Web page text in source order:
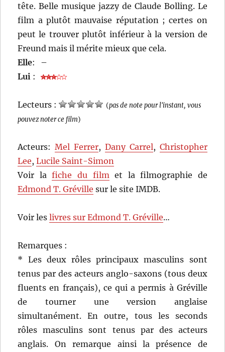
tête. Belle musique jazzy de Claude Bolling. Le
film a plutôt mauvaise réputation ; certes on
peut le trouver plutôt inférieur à la version de
Freund mais il mérite mieux que cela.
Elle:
–
Lui :
Lecteurs : (pas de note pour l'instant, vous
pouvez noter ce film)
Acteurs:Mel Ferrer, Dany Carrel, Christopher
Lee,Lucile Saint-Simon
Voir lafiche du film et la filmographie de
Edmond T. Gréville sur le site IMDB.
Voir leslivres sur Edmond T. Gréville…
Remarques :
* Les deux rôles principaux masculins sont
tenus par des acteurs anglo-saxons (tous deux
fluents en français), ce qui a permis à Gréville
de tourner une version anglaise
simultanément. En outre, tous les seconds
rôles masculins sont tenus par des acteurs
anglais. On remarque ainsi la présence de